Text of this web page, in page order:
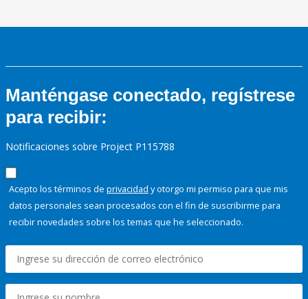
Manténgase conectado, regístrese
para recibir:
Notificaciones sobre Project P115788
Acepto los términos de privacidad y otorgo mi permiso para que mis
datos personales sean procesados con el fin de suscribirme para
recibir novedades sobre los temas que he seleccionado.